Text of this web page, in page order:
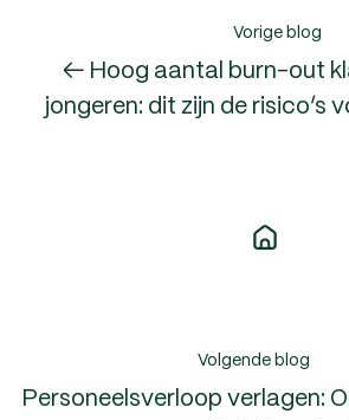
Vorige blog
← Hoog aantal burn-out
jongeren: dit zijn de risico’s
Volgende blog
Personeelsverloop verlagen: